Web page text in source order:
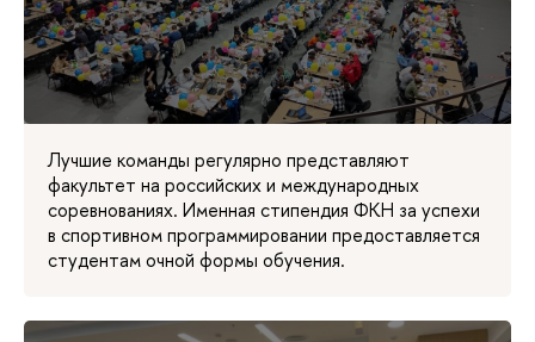
Лучшие команды регулярно представляют
факультет на российских и международных
соревнованиях. Именная стипендия ФКН за успехи
в спортивном программировании предоставляется
студентам очной формы обучения.